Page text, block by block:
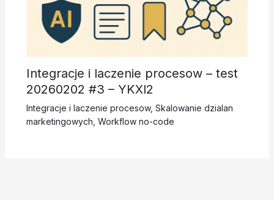
Integracje i laczenie procesow – test
20260202 #3 – YKXl2
Integracje i laczenie procesow, Skalowanie dzialan
marketingowych Workflow no-code